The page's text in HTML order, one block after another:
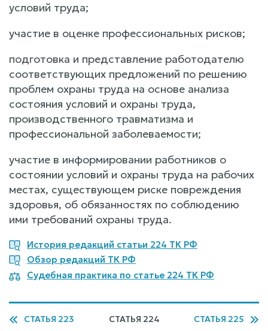
условий труда;
участие в оценке профессиональных рисков;
подготовка и представление работодателю
соответствующих предложений по решению
проблем охраны труда на основе анализа
состояния условий и охраны труда,
производственного травматизма и
профессиональной заболеваемости;
участие в информировании работников о
состоянии условий и охраны труда на рабочих
местах, существующем риске повреждения
здоровья, об обязанностях по соблюдению
ими требований охраны труда.
История редакций статьи 224 ТК РФ
Обзор редакций ТК РФ
Судебная практика по статье 224 ТК РФ
СТАТЬЯ 223 СТАТЬЯ 224 СТАТЬЯ 225